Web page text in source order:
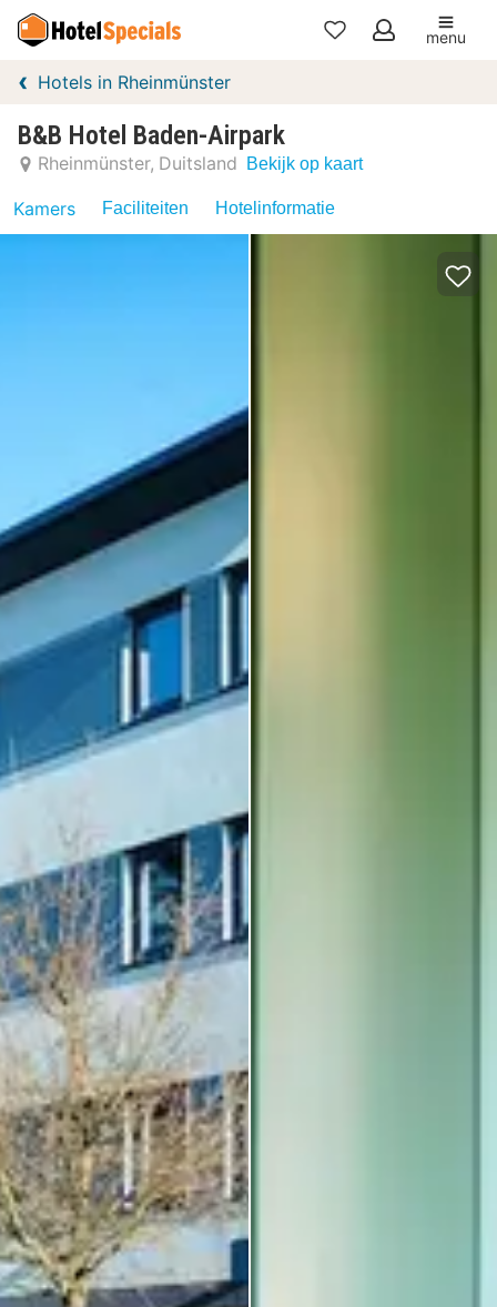
Mijn
menu
Hotels in Rheinmünster
B&B Hotel Baden-Airpark
Rheinmünster Duitsland Bekijk op kaart
Kamers Faciliteiten Hotelinformatie